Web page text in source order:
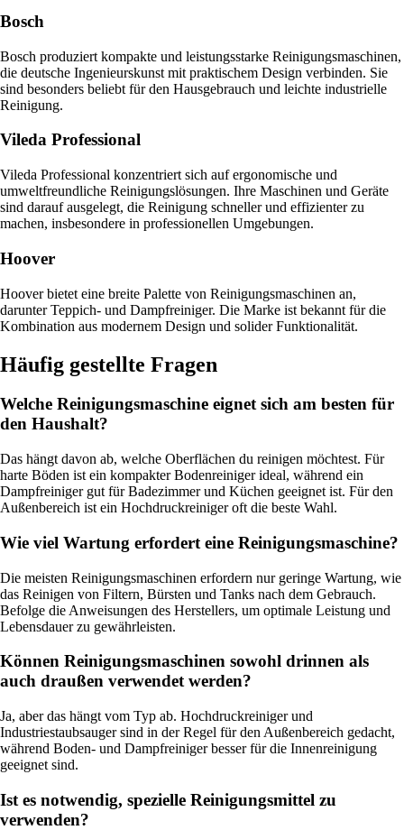
Bosch
Bosch produziert kompakte und leistungsstarke Reinigungsmaschinen,
die deutsche Ingenieurskunst mit praktischem Design verbinden. Sie
sind besonders beliebt für den Hausgebrauch und leichte industrielle
Reinigung.
Vileda Professional
Vileda Professional konzentriert sich auf ergonomische und
umweltfreundliche Reinigungslösungen. Ihre Maschinen und Geräte
sind darauf ausgelegt, die Reinigung schneller und effizienter zu
machen, insbesondere in professionellen Umgebungen.
Hoover
Hoover bietet eine breite Palette von Reinigungsmaschinen an,
darunter Teppich- und Dampfreiniger. Die Marke ist bekannt für die
Kombination aus modernem Design und solider Funktionalität.
Häufig gestellte Fragen
Welche Reinigungsmaschine eignet sich am besten für
den Haushalt?
Das hängt davon ab, welche Oberflächen du reinigen möchtest. Für
harte Böden ist ein kompakter Bodenreiniger ideal, während ein
Dampfreiniger gut für Badezimmer und Küchen geeignet ist. Für den
Außenbereich ist ein Hochdruckreiniger oft die beste Wahl.
Wie viel Wartung erfordert eine Reinigungsmaschine?
Die meisten Reinigungsmaschinen erfordern nur geringe Wartung, wie
das Reinigen von Filtern, Bürsten und Tanks nach dem Gebrauch.
Befolge die Anweisungen des Herstellers, um optimale Leistung und
Lebensdauer zu gewährleisten.
Können Reinigungsmaschinen sowohl drinnen als
auch draußen verwendet werden?
Ja, aber das hängt vom Typ ab. Hochdruckreiniger und
Industriestaubsauger sind in der Regel für den Außenbereich gedacht,
während Boden- und Dampfreiniger besser für die Innenreinigung
geeignet sind.
Ist es notwendig, spezielle Reinigungsmittel zu
verwenden?